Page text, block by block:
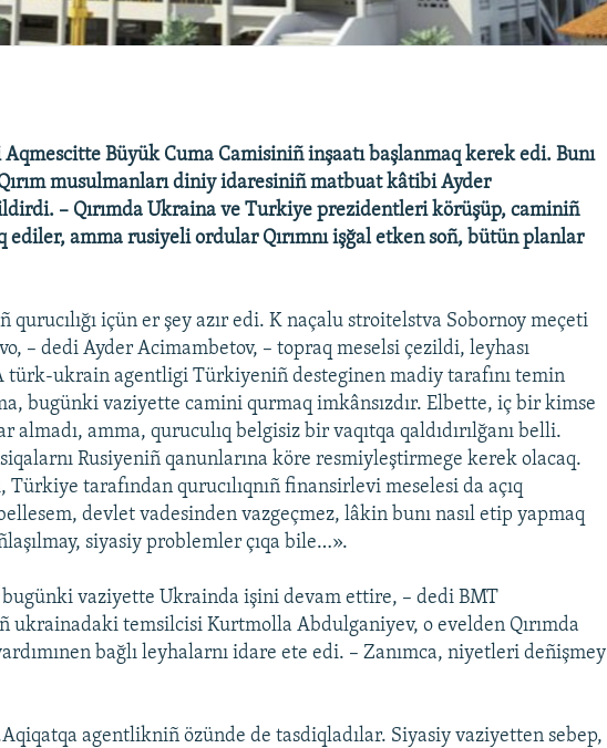
Büyük Cuma Camisiniñ inşaatı başlanmaq kerek edi. Bunı
musulmanları diniy idaresiniñ matbuat kâtibi Ayder
– Qırımda Ukraina ve Turkiye prezidentleri körüşüp, caminiñ
ediler, amma rusiyeli ordular Qırımnı işğal etken soñ, bütün planlar
qurucılığı içün er şey azır edi. K naçalu stroitelstva Sobornoy meçeti
– dedi Ayder Acimambetov, – topraq meselsi çezildi, leyhası
türk-ukrain agentligi Türkiyeniñ desteginen madiy tarafını temin
bugünki vaziyette camini qurmaq imkânsızdır. Elbette, iç bir kimse
almadı, amma, quruculıq belgisiz bir vaqıtqa qaldıdırılğanı belli.
Rusiyeniñ qanunlarına köre resmiyleştirmege kerek olacaq.
Türkiye tarafından qurucılıqnıñ finansirlevi meselesi da açıq
devlet vadesinden vazgeçmez, lâkin bunı nasıl etip yapmaq
siyasiy problemler çıqa bile…».
vaziyette Ukrainda işini devam ettire, – dedi BMT
ukrainadaki temsilcisi Kurtmolla Abdulganiyev, o evelden Qırımda
bağlı leyhalarnı idare ete edi. – Zanımca, niyetleri deñişmey
agentlikniñ özünde de tasdiqladılar. Siyasiy vaziyetten sebep,